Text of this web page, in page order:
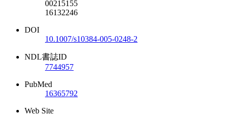
00215155
16132246
DOI
10.1007/s10384-005-0248-2
NDL書誌ID
7744957
PubMed
16365792
Web Site